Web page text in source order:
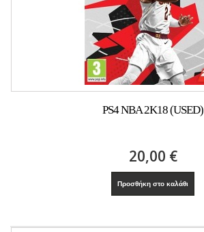
PS4 NBA 2K18 (USED)
20,00 €
Προσθήκη στο καλάθι